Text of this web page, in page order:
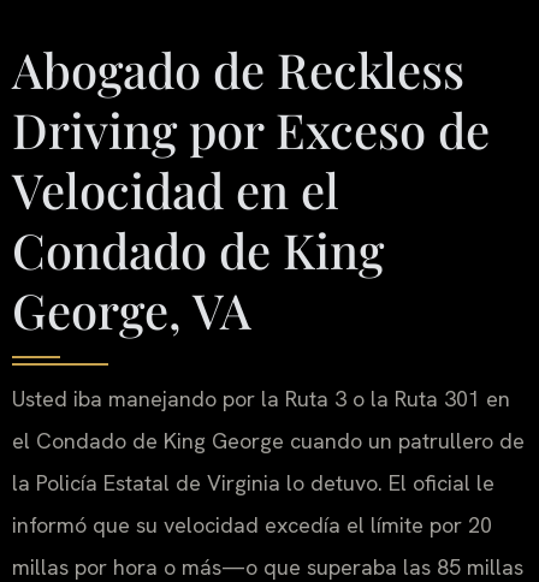
Abogado de Reckless
Driving por Exceso de
Velocidad en el
Condado de King
George, VA
Usted iba manejando por la Ruta 3 o la Ruta 301 en
el Condado de King George cuando un patrullero de
la Policía Estatal de Virginia lo detuvo. El oficial le
informó que su velocidad excedía el límite por 20
millas por hora o más—o que superaba las 85 millas